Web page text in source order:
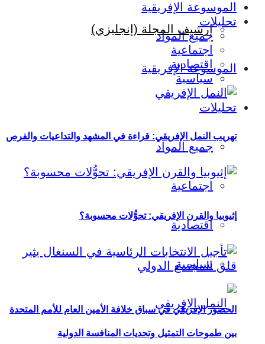
إرشيف المجلة (إنجليزي)
الموسوعة الإفريقية
تحليلات
جميع المواد
اجتماعية
اقتصادية
سياسية
الموسوعة الإفريقية
تحليلات
جميع المواد
اجتماعية
اقتصادية
سياسية
تهريب النمل الإفريقي: قراءة في المشهد والتداعيات والفرص
إثيوبيا والقرن الإفريقي: تحوُّلات محسوبة؟
الحضور الإفريقي في سباق خلافة الأمين العام للأمم المتحدة
بين طموحات التمثيل وتحديات المنافسة الدولية